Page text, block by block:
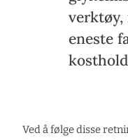
verktøy,
eneste
Ved å følge disse